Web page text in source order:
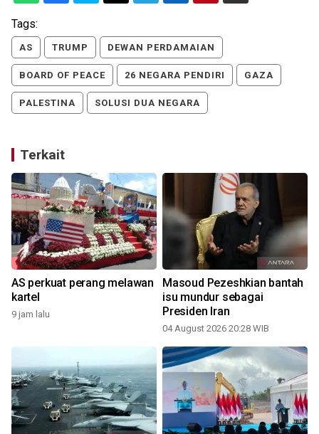
Tags:
AS TRUMP DEWAN PERDAMAIAN
BOARD OF PEACE 26 NEGARA PENDIRI GAZA
PALESTINA SOLUSI DUA NEGARA
Terkait
AS perkuat perang melawan
kartel
9 jam lalu
Masoud Pezeshkian bantah
isu mundur sebagai
Presiden Iran
04 August 2026 20:28 WIB